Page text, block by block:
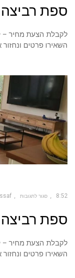
רביצה
דו
ספת רביצה
לקבלת הצעת מחיר –
השאירו פרטים
8:52 סגור לתגובות
רביצה
דו
ספת רביצה
לקבלת הצעת מחיר –
השאירו פרטים